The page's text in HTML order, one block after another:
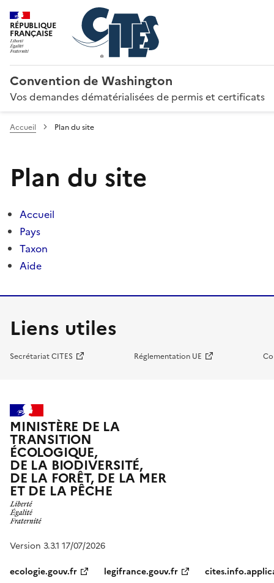
RÉPUBLIQUE
FRANÇAISE
Convention de Washington
Vos demandes dématérialisées de permis et certificats
Accueil Plan du site
Plan du site
Accueil
Pays
Taxon
Aide
Liens utiles
Secrétariat CITES Réglementation UE
MINISTÈRE DE LA
TRANSITION
ÉCOLOGIQUE,
DE LA BIODIVERSITÉ,
DE LA FORÊT, DE LA MER
ET DE LA PÊCHE
Version 3.3.1 17/07/2026
ecologie.gouv.fr
legifrance.gouv.fr